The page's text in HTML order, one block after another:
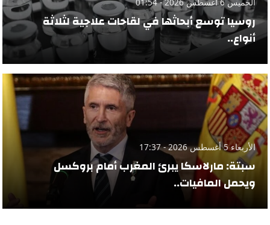
روسيا توسع أبحاثها في لقاحات علاجية لثلاثة
أنواع..
الأربعاء 5 أغسطس 2026 - 17:37
سبتة: مارلاسكا يبرئ المغرب أمام بروكسل
ويحمل المافيات..